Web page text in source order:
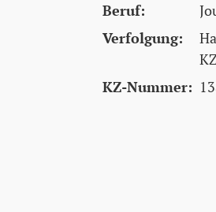
Beruf:
Verfolgung:
KZ-Nummer: